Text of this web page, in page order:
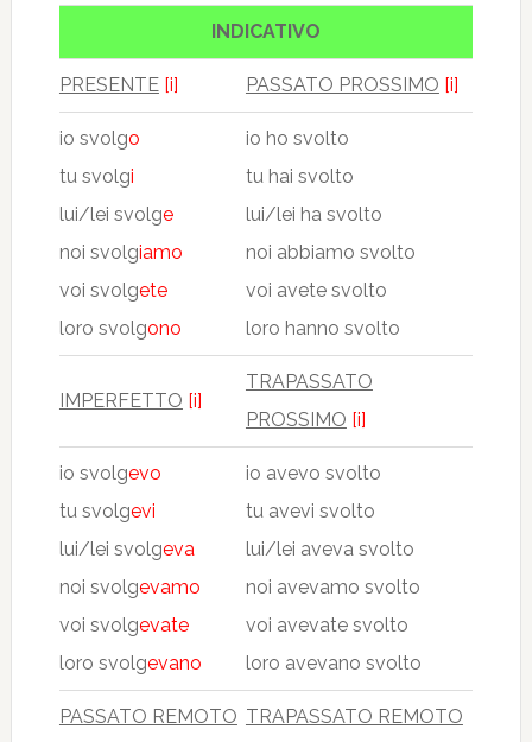
INDICATIVO
PRESENTE [i] PASSATO PROSSIMO [i]
io svolgo
tu svolgi
lui/lei svolge
noi svolgiamo
voi svolgete
loro svolgono
io ho svolto
tu hai svolto
lui/lei ha svolto
noi abbiamo svolto
voi avete svolto
loro hanno svolto
IMPERFETTO [i]
TRAPASSATO
PROSSIMO [i]
io svolgevo
tu svolgevi
lui/lei svolgeva
noi svolgevamo
voi svolgevate
loro svolgevano
io avevo svolto
tu avevi svolto
lui/lei aveva svolto
noi avevamo svolto
voi avevate svolto
loro avevano svolto
PASSATO REMOTO TRAPASSATO REMOTO